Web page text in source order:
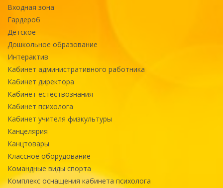
Входная зона
Гардероб
Детское
Дошкольное образование
Интерактив
Кабинет административного работника
Кабинет директора
Кабинет естествознания
Кабинет психолога
Кабинет учителя физкультуры
Канцелярия
Канцтовары
Классное оборудование
Командные виды спорта
Комплекс оснащения кабинета психолога